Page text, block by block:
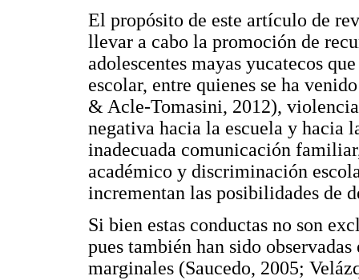
El propósito de este artículo de
llevar a cabo la promoción de
adolescentes mayas yucatecos
escolar, entre quienes se ha
& Acle-Tomasini, 2012),
negativa hacia la escuela y hacia
inadecuada comunicación
académico y discriminación
incrementan las posibilidades de
Si bien estas conductas no son
pues también han sido
marginales (Saucedo, 2005;